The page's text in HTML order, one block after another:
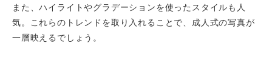
また、ハイライトやグラデーションを使ったスタイルも人
気。これらのトレンドを取り入れることで、成人式の写真が
一層映えるでしょう。